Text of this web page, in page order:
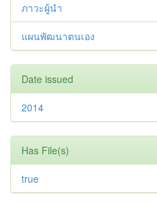
ภาวะผู้นำ
แผนพัฒนาตนเอง
Date issued
2014
Has File(s)
true